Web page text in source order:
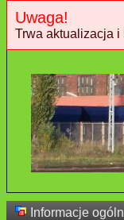
Uwaga!
Trwa aktualizacja
Informacje